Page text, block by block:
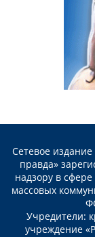
Сетевое
правда»
надзору в
массовых
Учредители:
учреждение